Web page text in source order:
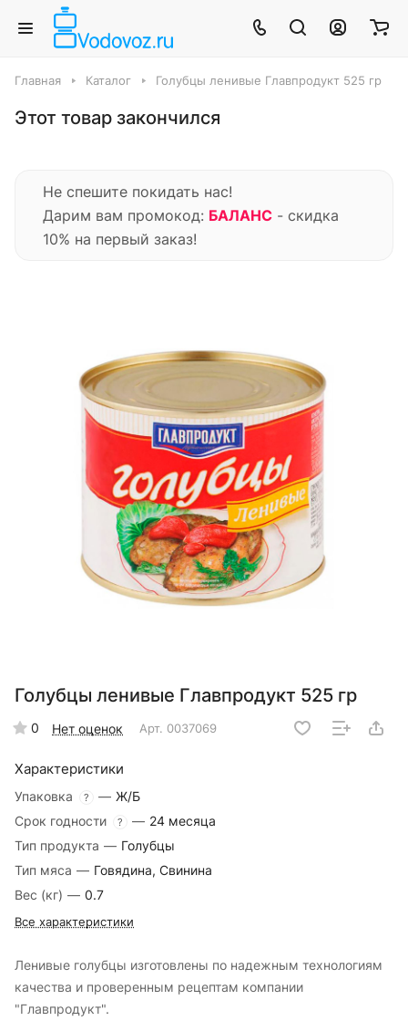
Главная Каталог Голубцы ленивые Главпродукт 525 гр
Этот товар закончился
Не спешите покидать нас!
Дарим вам промокод: БАЛАНС - скидка
10% на первый заказ!
Голубцы ленивые Главпродукт 525 гр
0 Нет оценок Арт. 0037069
Характеристики
Упаковка ? — Ж/Б
Срок годности
? — 24 месяца
Тип продукта — Голубцы
Тип мяса — Говядина, Свинина
Вес (кг) — 0.7
Все характеристики
Ленивые голубцы изготовлены по надежным технологиям
качества и проверенным рецептам компании
"Главпродукт".